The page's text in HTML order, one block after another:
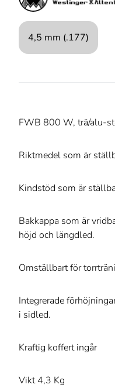
4,5 mm (.177)
FWB 800 W, trä/alu-
Riktmedel som är
Kindstöd som är
Bakkappa som är
höjd och längdled.
Omställbart för
Integrerade
i sidled.
Kraftig koffert ingår
Vikt 4,3 Kg